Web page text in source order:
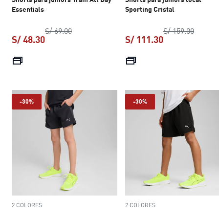
Essentials
S/ 69.00precio original S/ 69.00
S/ 48.30
Sporting Cristal
S/ 159.00precio
S/ 111.30
-30%
2 COLORES
-30%
2 COLORES